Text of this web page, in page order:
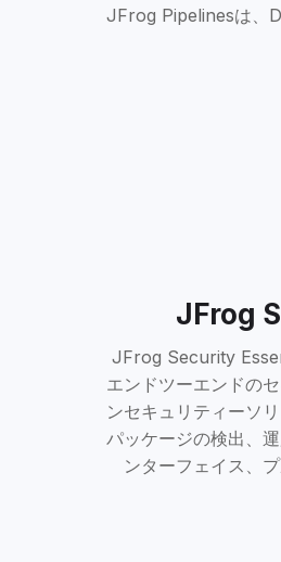
JFrog Pipelinesは、
JFrog
JFrog Security
エンドツーエンドの
ンセキュリティーソ
パッケージの検出、
ンターフェイス、